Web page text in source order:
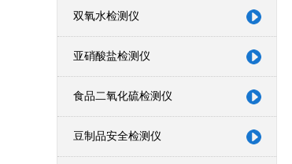
双氧水检测仪
亚硝酸盐检测仪
食品二氧化硫检测仪
豆制品安全检测仪